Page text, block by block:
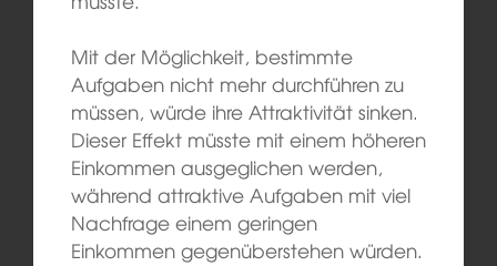
Mit der Möglichkeit, bestimmte
Aufgaben nicht mehr durchführen zu
müssen, würde ihre Attraktivität sinken.
Dieser Effekt müsste mit einem höheren
Einkommen ausgeglichen werden,
während attraktive Aufgaben mit viel
Nachfrage einem geringen
Einkommen gegenüberstehen würden.